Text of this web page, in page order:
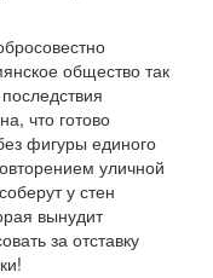
общество так
что готово
фигуры единого
уличной
у стен
вынудит
за отставку